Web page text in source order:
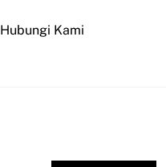
Hubungi Kami